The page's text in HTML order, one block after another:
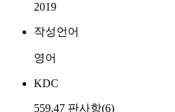
2019
작성언어
영어
KDC
559.47 판사항(6)